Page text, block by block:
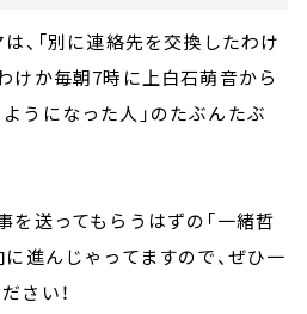
、「別に連絡先を交換したわけ
けか毎朝7時に上白石萌音から
うになった人」のたぶんたぶ
を送ってもらうはずの「一緒哲
に進んじゃってますので、ぜひ一
さい！